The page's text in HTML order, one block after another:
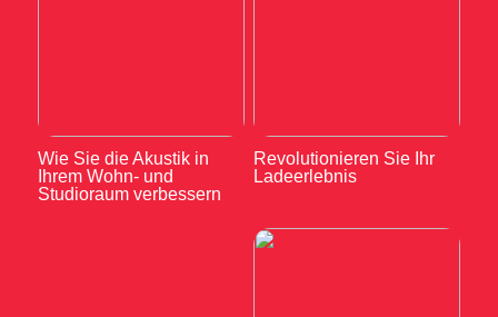
Wie Sie die Akustik in
Ihrem Wohn- und
Studioraum verbessern
Revolutionieren Sie Ihr
Ladeerlebnis